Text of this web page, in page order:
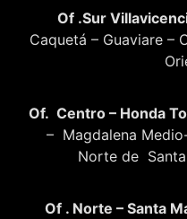
Of .Sur
Caquetá – Guaviare –
Of. Centro – Honda
– Magdalena
Norte de
Of . Norte – Santa